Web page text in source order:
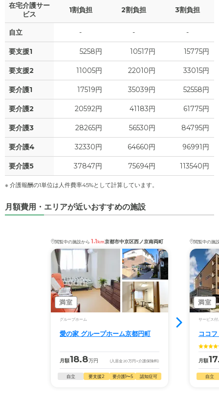
水道・光熱費 0
?
その他 4.3
介護保険料 -
管理費 ? 6.1 万円
食費 ? 2.4
水道・光熱費 0 万円
上乗せ介護費 ? 0 万円
その他 4.3
介護保険料 - 万円
在宅介護サー
ビス
1割負担 2割負担 3割負担
自立 - - -
要支援1 5258円 10517円 15775円
要支援2 11005円 22010円 33015円
要介護1 17519円 35039円 52558円
要介護2 20592円 41183円 61775円
要介護3 28265円 56530円 84795円
要介護4 32330円 64660円 96991円
要介護5 37847円 75694円 113540円
※ 介護報酬の1単位は人件費率45%として計算しています。
月額費用・エリアが近いおすすめの施設
閲覧中の施設から 1.1km京都市中京区西ノ京南両町
満室
グループホーム
愛の家 グループホーム京都円町
月額18.8万円 (入居金20万円 +介護保険料)
自立 要支援2 要介護1〜5 認知症可
閲覧中の施
満室
サービス付
ココ
月額
自立